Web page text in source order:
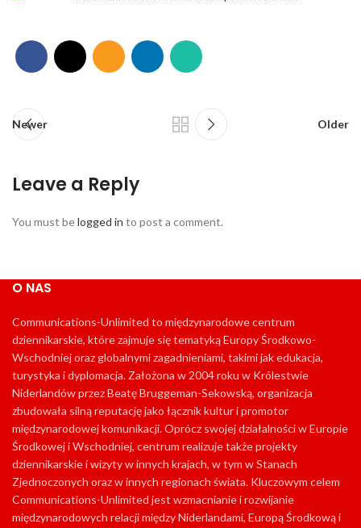
Newer Older
Leave a Reply
You must belogged in to post a comment.
O NAS
Communications-Unlimited to międzynarodowe centrum
dziennikarskie, które zajmuje się tematyką Europy Środkowo-
Wschodniej oraz globalnymi zagadnieniami, takimi jak edukacja,
turystyka i dyplomacja. Założona w 2004 roku w Królestwie
Niderlandów przez Beatę Bruggeman-Sekowską, organizacja
zbudowała silną reputację jako łącznik kultur i promotor
międzynarodowej komunikacji. Oprócz swojej działalności w Europie
Środkowej i Wschodniej, centrum realizuje także projekty
dziennikarskie i wizyty w innych krajach, w tym w Stanach
Zjednoczonych oraz w innych regionach świata. Kluczowym celem
Communications-Unlimited jest wzmacnianie i rozwijanie
międzynarodowych relacji między Niderlandami, Europą Środkową i